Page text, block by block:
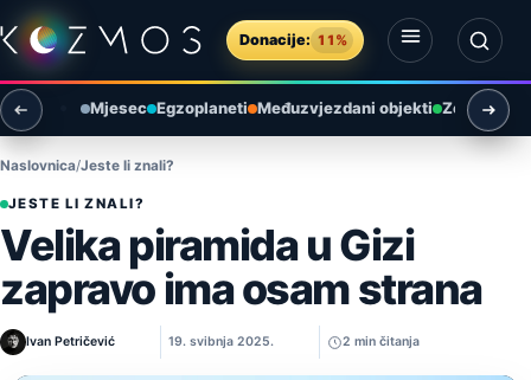
Preskoči na sadržaj
Donacije: 11%
Otvori izbornik
Otvori pretragu
Mjesec Egzoplaneti Međuzvjezdani objekti Zemlja i
Naslovnica Jeste li znali?
JESTE LI ZNALI?
Velika piramida u Gizi
zapravo ima osam strana
Ivan Petričević 19. svibnja 2025. 2 min čitanja